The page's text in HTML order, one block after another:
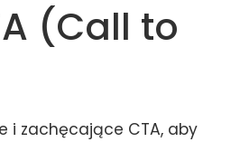
(Call to
i zachęcające CTA, aby